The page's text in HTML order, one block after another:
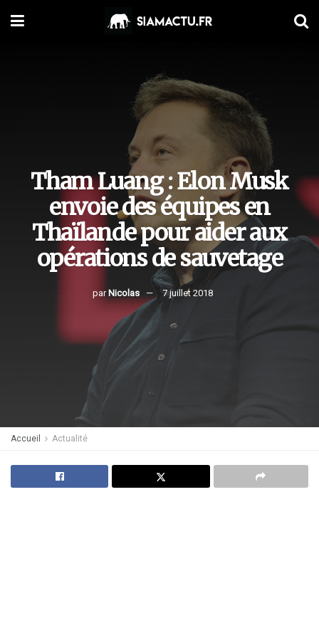
Tham Luang : Elon Musk
envoie des équipes en
Thaïlande pour aider aux
opérations de sauvetage
par Nicolas 7 juillet 2018
Accueil Actualité